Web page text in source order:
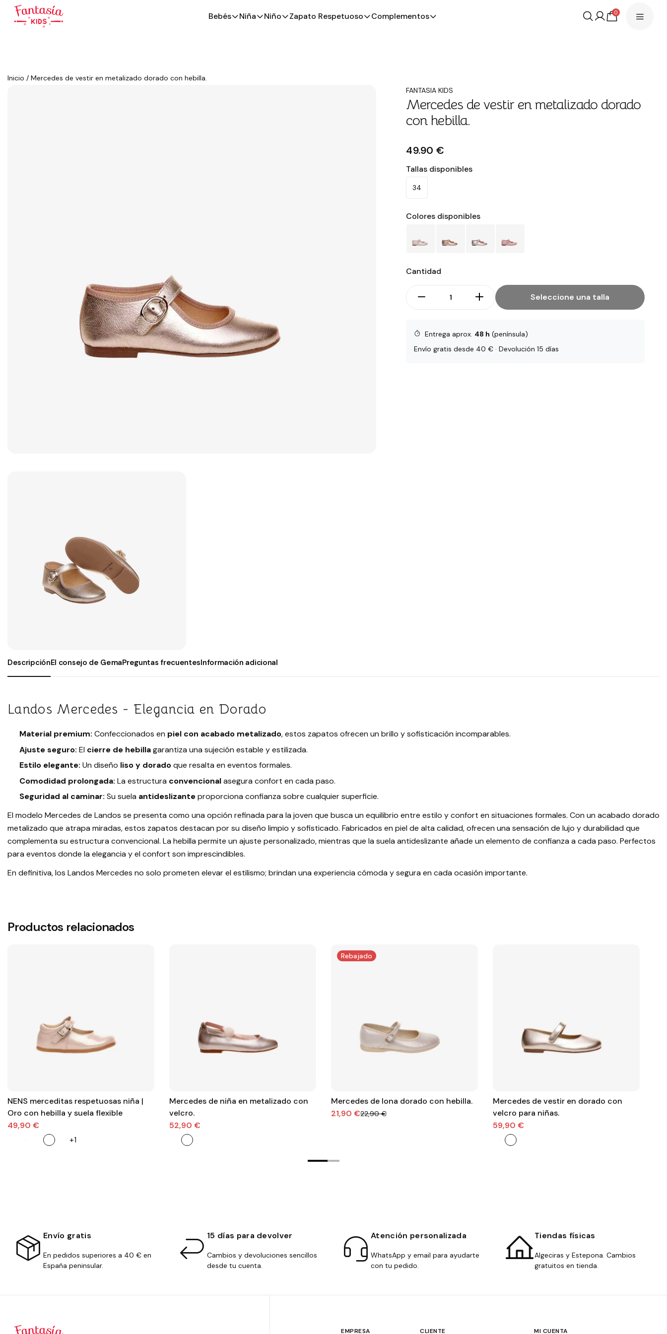
Bebés Niña Niño Zapato Respetuoso Complementos 0
Inicio / Mercedes de vestir en metalizado dorado con hebilla.
FANTASIA KIDS
Mercedes de vestir en metalizado dorado
con hebilla.
49.90 €
Tallas disponibles
34
Colores disponibles
Cantidad
Seleccione una talla
Entrega aprox. 48 h (península)
Envío gratis desde 40 € · Devolución 15 días
DescripciónEl consejo de GemaPreguntas frecuentesInformación adicional
Landos Mercedes - Elegancia en Dorado
Material premium: Confeccionados en piel con acabado metalizado, estos zapatos ofrecen un brillo y sofisticación incomparables.
Ajuste seguro: El cierre de hebillagarantiza una sujeción estable y estilizada.
Estilo elegante: Un diseño liso y doradoque resalta en eventos formales.
Comodidad prolongada: La estructura convencionalasegura confort en cada paso.
Seguridad al caminar: Su suela antideslizanteproporciona confianza sobre cualquier superficie.
El modelo Mercedes de Landos se presenta como una opción refinada para la joven que busca un equilibrio entre estilo y confort en situaciones formales. Con un acabado dorado
metalizado que atrapa miradas, estos zapatos destacan por su diseño limpio y sofisticado. Fabricados en piel de alta calidad, ofrecen una sensación de lujo y durabilidad que
complementa su estructura convencional. La hebilla permite un ajuste personalizado, mientras que la suela antideslizante añade un elemento de confianza a cada paso. Perfectos
para eventos donde la elegancia y el confort son imprescindibles.
En definitiva, los Landos Mercedes no solo prometen elevar el estilismo; brindan una experiencia cómoda y segura en cada ocasión importante.
Productos relacionados
NENS merceditas respetuosas niña |
Oro con hebilla y suela flexible
49,90 €
+1
Mercedes de niña en metalizado con
velcro.
52,90 €
Rebajado
Mercedes de lona dorado con hebilla.
21,90 €22,90 €
Mercedes de vestir en dorado con
velcro para niñas.
59,90 €
Envío gratis
En pedidos superiores a 40 € en
España peninsular.
15 días para devolver
Cambios y devoluciones sencillos
desde tu cuenta.
Atención personalizada
WhatsApp y email para ayudarte
con tu pedido.
Tiendas físicas
Algeciras y Estepona. Cambios
gratuitos en tienda.
EMPRESA CLIENTE MI CUENTA